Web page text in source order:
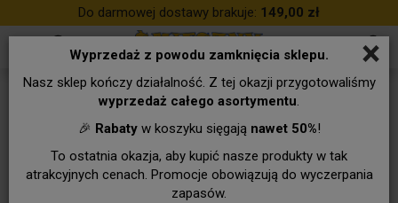
×
Wyprzedaż z powodu zamknięcia sklepu.
Nasz sklep kończy działalność. Z tej okazji przygotowaliśmy
wyprzedaż całego asortymentu.
🎉 Rabatyw koszyku sięgają nawet 50%!
To ostatnia okazja, aby kupić nasze produkty w tak
atrakcyjnych cenach. Promocje obowiązują do wyczerpania
zapasów.
Do darmowej dostawy brakuje: 149,00 zł
Stroje, dodatki